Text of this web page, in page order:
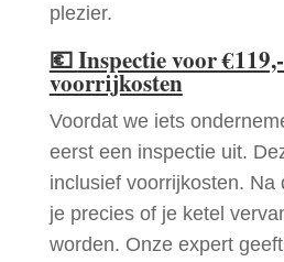
plezier.
💶Inspectie voor
voorrijkosten
Voordat we iets
eerst een inspectie uit.
inclusief voorrijkosten. Na
je precies of je ketel
worden. Onze expert